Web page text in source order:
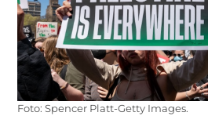
Foto: Spencer Platt-Getty Images.